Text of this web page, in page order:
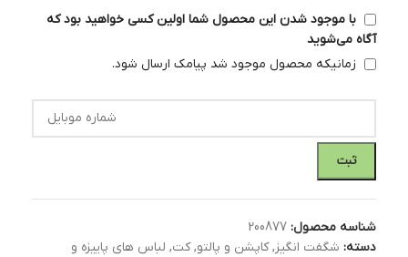
با موجود شدن این محصول شما اولین کسی خواهید بود که
آگاه می‌شوید
زمانیکه محصول موجود شد پیامک ارسال شود.
ثبت
شناسه محصول: 200877
دسته: شگفت انگیز, کاپشن و پالتو, کت, لباس های پاییزه و